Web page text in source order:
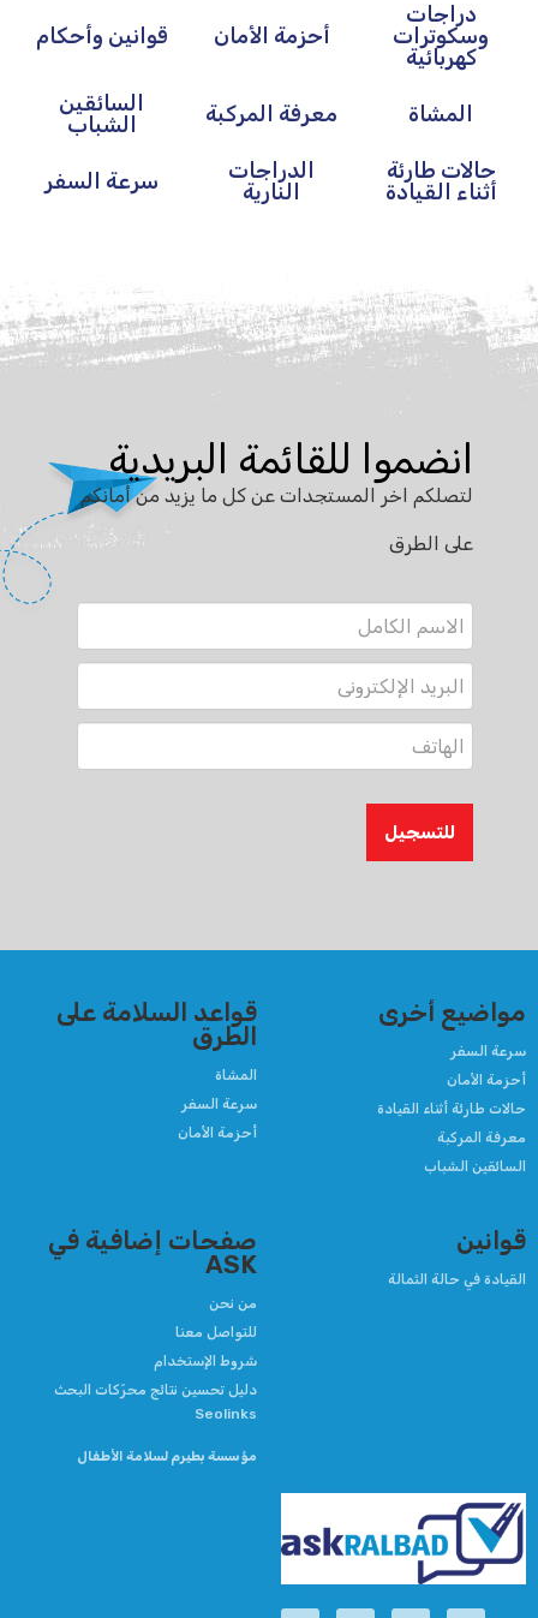
دراجات
وسكوترات
كهربائية
أحزمة الأمان قوانين وأحكام
المشاة معرفة المركبة
السائقين
الشباب
حالات طارئة
أثناء القيادة
الدراجات
النارية
سرعة السفر
انضموا للقائمة البريدية
لتصلكم اخر المستجدات عن كل ما يزيد من أمانكم
على الطرق
للتسجيل
مواضيع أخرى
سرعة السفر
أحزمة الأمان
حالات طارئة أثناء القيادة
معرفة المركبة
السائقين الشباب
قواعد السلامة على
الطرق
المشاة
سرعة السفر
أحزمة الأمان
قوانين
القيادة في حالة الثمالة
صفحات إضافية في
ASK
من نحن
للتواصل معنا
شروط الإستخدام
دليل تحسين نتائج محرّكات البحث
Seolinks
مؤسسة بطيرم لسلامة الأطفال